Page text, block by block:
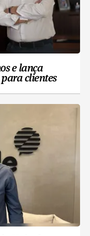
e lança
clientes